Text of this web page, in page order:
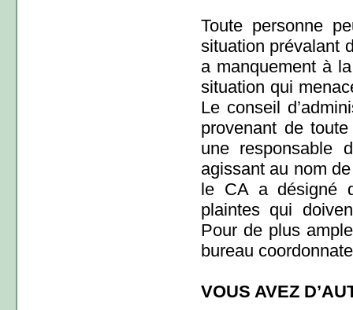
Toute personne
situation prévalant
a manquement à
situation qui
Le conseil
provenant de
une responsable
agissant au nom
le CA a désigné
plaintes qui
Pour de plus
bureau
VOUS AVEZ